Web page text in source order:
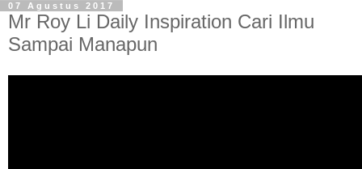
07 Agustus 2017
Mr Roy Li Daily Inspiration Cari Ilmu
Sampai Manapun